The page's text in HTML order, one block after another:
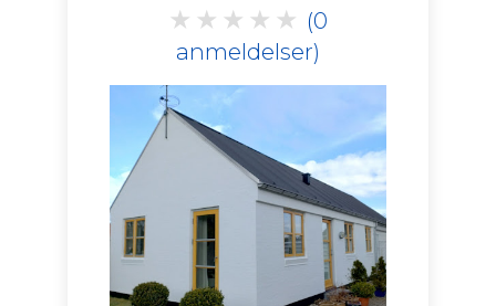
★ ★ ★ ★ ★ (0
anmeldelser)